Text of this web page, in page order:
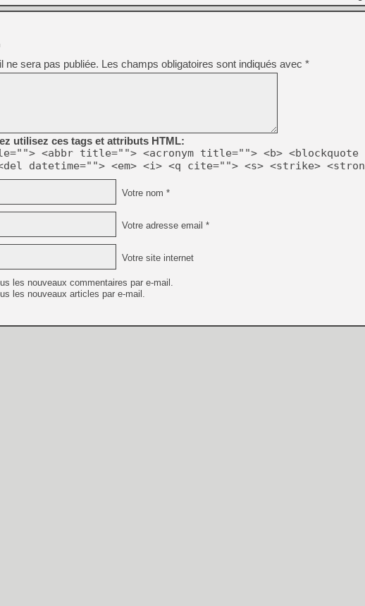
[GK] Hot Wheels Infinite
[GK] Mémoire cash -
[GK] Résultats Nintendo :
[GK] Déjà des
[Mo5] Brickboy cherche à
[GK] Minecraft et ses «
[GK] Beast of
[GK] Ubisoft : fin de partie
[GK] Mémoire cash -
[GK] Dan Houser (GTA)
[GK] Comment EA Sports
[GK] Crimson Moon : un
[GK] Isle of Reveries : le
[GK] Moonlighter 2 : The
ne sera pas publiée. Les champs obligatoires sont indiqués avec *
utilisez ces tags et attributs HTML:
<abbr title=""> <acronym title=""> <b> <blockquote
datetime=""> <em> <i> <q cite=""> <s> <strike>
Votre nom *
Votre adresse email *
Votre site internet
les nouveaux commentaires par e-mail.
les nouveaux articles par e-mail.